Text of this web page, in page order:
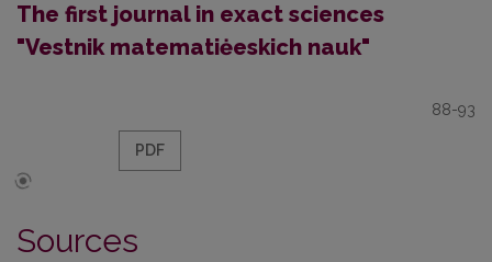
The first journal in exact sciences
"Vestnik matematiėeskich nauk"
88-93
PDF
Sources